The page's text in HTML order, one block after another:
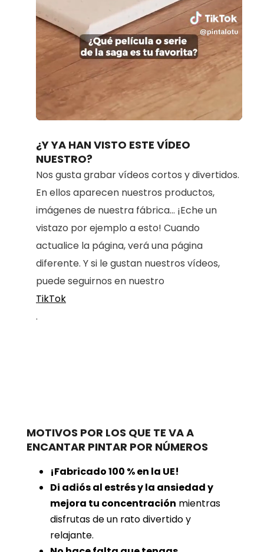
Unmute
:
100.00%
¿Y YA HAN VISTO ESTE VÍDEO
NUESTRO?
Nos gusta grabar vídeos cortos y divertidos.
En ellos aparecen nuestros productos,
imágenes de nuestra fábrica... ¡Eche un
vistazo por ejemplo a esto! Cuando
actualice la página, verá una página
diferente. Y si le gustan nuestros vídeos,
puede seguirnos en nuestro
TikTok
.
MOTIVOS POR LOS QUE TE VA A
ENCANTAR PINTAR POR NÚMEROS
¡Fabricado 100 % en la UE!
Di adiós al estrés y la ansiedad y
mejora tu concentración mientras
disfrutas de un rato divertido y
relajante.